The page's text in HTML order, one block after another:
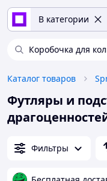
В категории
Коробочка для
Каталог товаров
Футляры и
Фильтры